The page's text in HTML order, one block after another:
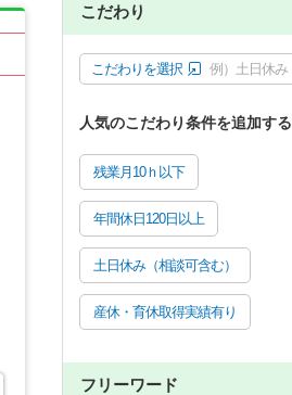
こだわり
こだわりを選択 例）土日休み
人気のこだわり条件を追加する
残業月10ｈ以下
年間休日120日以上
土日休み（相談可含む）
産休・育休取得実績有り
フリーワード